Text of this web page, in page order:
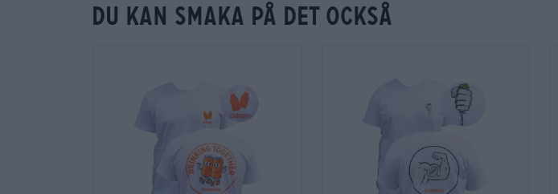
Du kan smaka på det också